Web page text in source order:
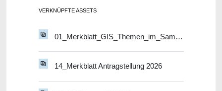
VERKNÜPFTE ASSETS
01_Merkblatt_GIS_Themen_im_Sammelantragsverfahren_2026
14_Merkblatt Antragstellung 2026